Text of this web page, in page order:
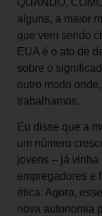
alguns, a maior
que vem sendo
EUA é o ato de
sobre o
outro modo
trabalhamos.
Eu disse que a
um número
jovens – já vinha
empregadores e
ética. Agora,
nova autonomia